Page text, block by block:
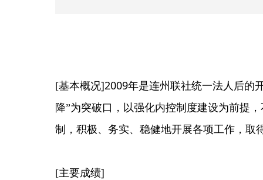
[基本概况]2009年是连州联社统一法人后的
降”为突破口，以强化内控制度建设为前提
制，积极、务实、稳健地开展各项工作，取
[主要成绩]